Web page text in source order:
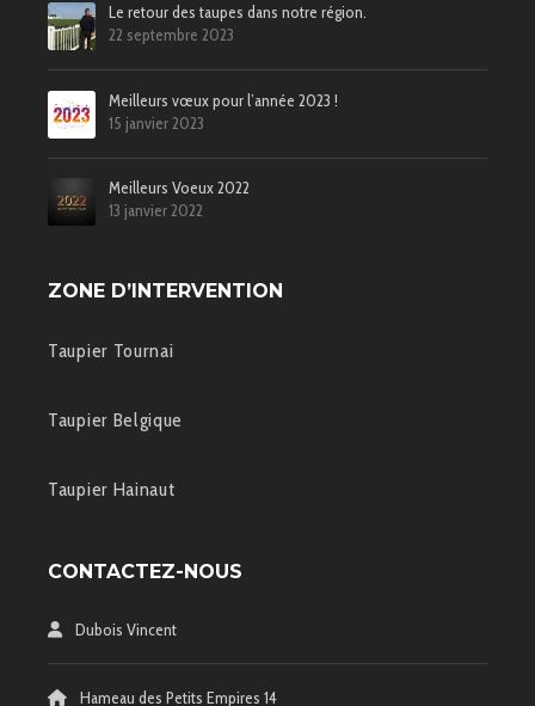
Le retour des taupes dans notre région.
22 septembre 2023
Meilleurs vœux pour l’année 2023 !
15 janvier 2023
Meilleurs Voeux 2022
13 janvier 2022
ZONE D’INTERVENTION
Taupier Tournai
Taupier Belgique
Taupier Hainaut
CONTACTEZ-NOUS
Dubois Vincent
Hameau des Petits Empires 14